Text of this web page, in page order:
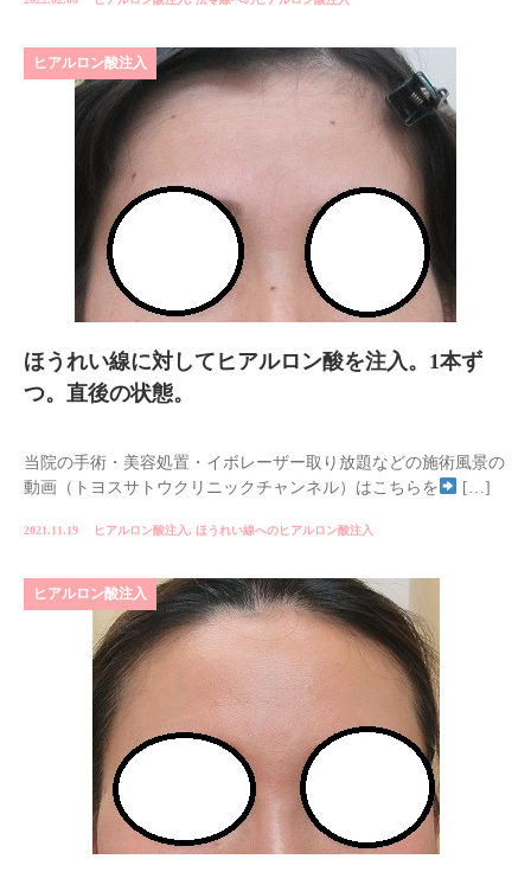
ヒアルロン酸注入
ほうれい線に対してヒアルロン酸を注入。1本ず
つ。直後の状態。
当院の手術・美容処置・イボレーザー取り放題などの施術風景の
動画（トヨスサトウクリニックチャンネル）はこちらを
[…]
2021.11.19 ヒアルロン酸注入, ほうれい線へのヒアルロン酸注入
ヒアルロン酸注入